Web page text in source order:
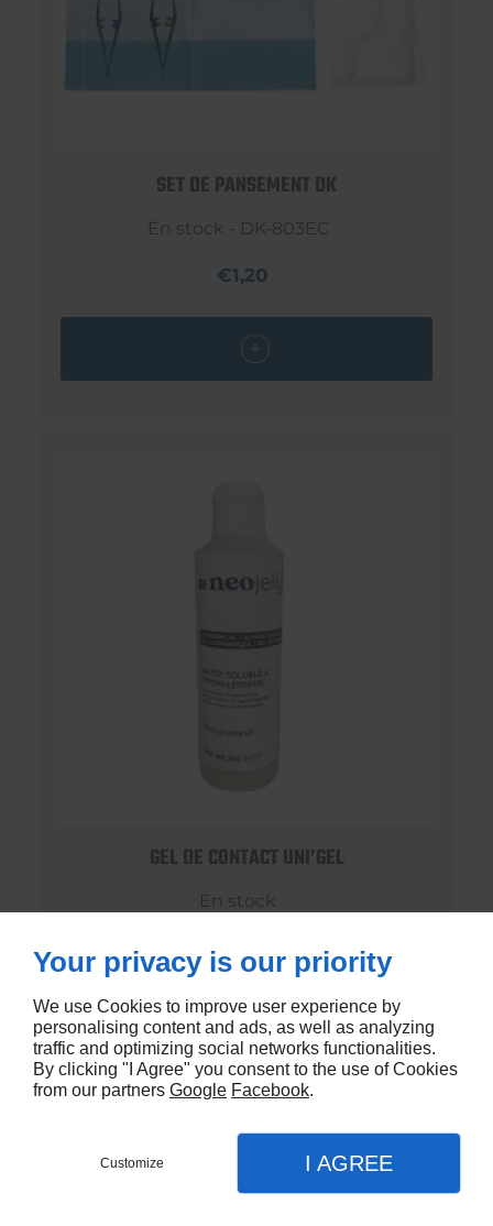
SET DE PANSEMENT DK
En stock - DK-803EC
€1,20
GEL DE CONTACT UNI’GEL
En stock
Your privacy is our priority
We use Cookies to improve user experience by
personalising content and ads, as well as analyzing
traffic and optimizing social networks functionalities.
By clicking "I Agree" you consent to the use of Cookies
from our partners Google Facebook.
Customize I AGREE